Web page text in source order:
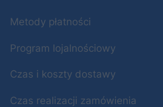
Metody płatności
Program lojalnościowy
Czas i koszty dostawy
Czas realizacji zamówienia